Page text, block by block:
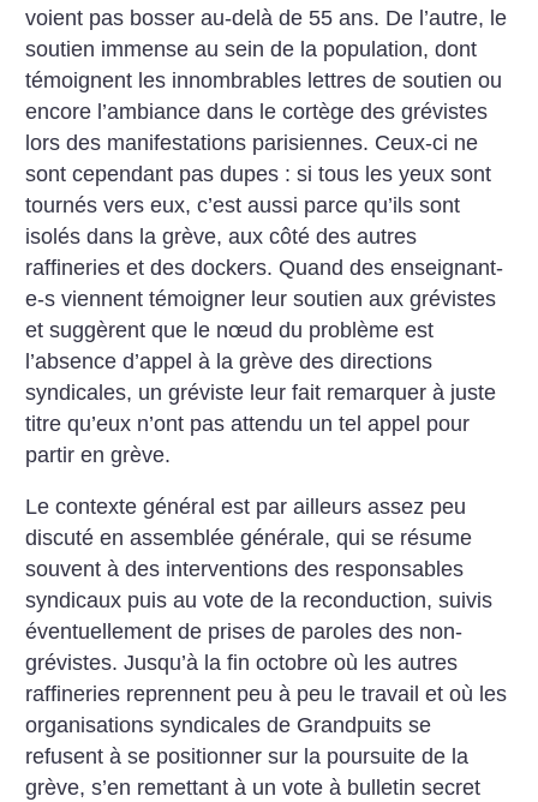
voient pas bosser au-delà de 55 ans. De l’autre, le
soutien immense au sein de la population, dont
témoignent les innombrables lettres de soutien ou
encore l’ambiance dans le cortège des grévistes
lors des manifestations parisiennes. Ceux-ci ne
sont cependant pas dupes : si tous les yeux sont
tournés vers eux, c’est aussi parce qu’ils sont
isolés dans la grève, aux côté des autres
raffineries et des dockers. Quand des enseignant-
e-s viennent témoigner leur soutien aux grévistes
et suggèrent que le nœud du problème est
l’absence d’appel à la grève des directions
syndicales, un gréviste leur fait remarquer à juste
titre qu’eux n’ont pas attendu un tel appel pour
partir en grève.
Le contexte général est par ailleurs assez peu
discuté en assemblée générale, qui se résume
souvent à des interventions des responsables
syndicaux puis au vote de la reconduction, suivis
éventuellement de prises de paroles des non-
grévistes. Jusqu’à la fin octobre où les autres
raffineries reprennent peu à peu le travail et où les
organisations syndicales de Grandpuits se
refusent à se positionner sur la poursuite de la
grève, s’en remettant à un vote à bulletin secret